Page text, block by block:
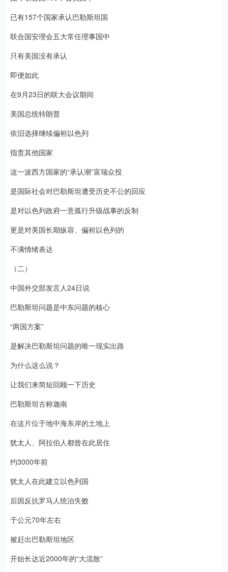
已有157个国家承认巴勒斯坦国
联合国安理会五大常任理事国中
只有美国没有承认
即便如此
在9月23日的联大会议期间
美国总统特朗普
依旧选择继续偏袒以色列
指责其他国家
这一波西方国家的“承认潮”富瑞众投
是国际社会对巴勒斯坦遭受历史不公的回应
是对以色列政府一意孤行升级战事的反制
更是对美国长期纵容、偏袒以色列的
不满情绪表达
（二）
中国外交部发言人24日说
巴勒斯坦问题是中东问题的核心
“两国方案”
是解决巴勒斯坦问题的唯一现实出路
为什么这么说？
让我们来简短回顾一下历史
巴勒斯坦古称迦南
在这片位于地中海东岸的土地上
犹太人、阿拉伯人都曾在此居住
约3000年前
犹太人在此建立以色列国
后因反抗罗马人统治失败
于公元70年左右
被赶出巴勒斯坦地区
开始长达近2000年的“大流散”